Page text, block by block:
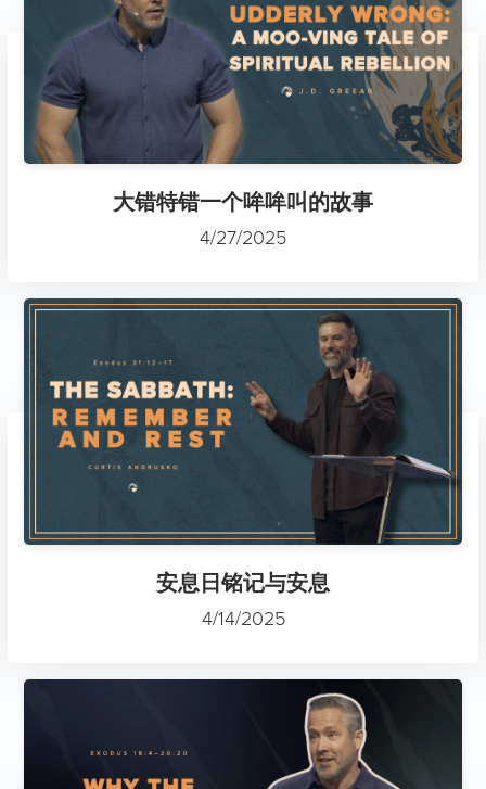
大错特错一个哞哞叫的故事
4/27/2025
安息日铭记与安息
4/14/2025